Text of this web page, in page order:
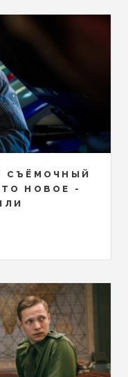
СЪЁМОЧНЫЙ
НОВОЕ -